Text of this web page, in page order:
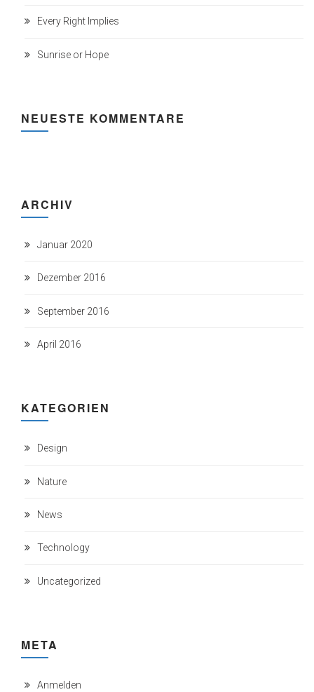
Every Right Implies
Sunrise or Hope
NEUESTE KOMMENTARE
ARCHIV
Januar 2020
Dezember 2016
September 2016
April 2016
KATEGORIEN
Design
Nature
News
Technology
Uncategorized
META
Anmelden